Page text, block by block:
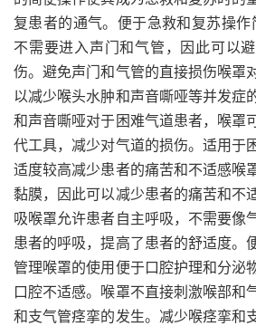
复患者的通气。便于急救和复苏操
不需要进入声门和气管，因此可以
伤。避免声门和气管的直接损伤喉罩
以减少喉头水肿和声音嘶哑等并发症
和声音嘶哑对于困难气道患者，喉罩
代工具，减少对气道的损伤。适用于
适度较高减少患者的痛苦和不适感喉
黏膜，因此可以减少患者的痛苦和不
吸喉罩允许患者自主呼吸，不需要像
患者的呼吸，提高了患者的舒适度。
管理喉罩的使用便于口腔护理和分泌
口腔不适感。喉罩不直接刺激喉部和
和支气管痉挛的发生。减少喉痉挛和